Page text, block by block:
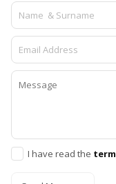
I have read the